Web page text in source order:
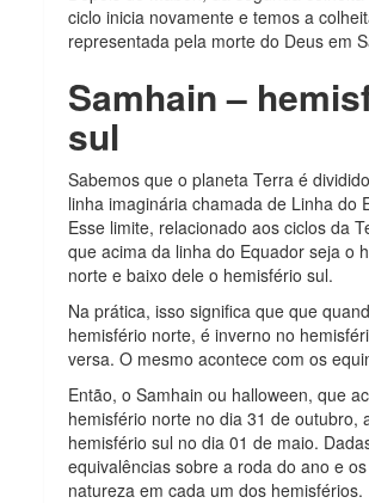
ciclo inicia novamente e temos a
representada pela morte do Deus em
Samhain –
sul
Sabemos que o planeta Terra é
linha imaginária chamada de Linha do
Esse limite, relacionado aos ciclos da
que acima da linha do Equador seja o
norte e baixo dele o hemisfério sul.
Na prática, isso significa que que
hemisfério norte, é inverno no
versa. O mesmo acontece com os
Então, o Samhain ou halloween, que
hemisfério norte no dia 31 de outubro,
hemisfério sul no dia 01 de maio.
equivalências sobre a roda do ano e
natureza em cada um dos hemisférios.